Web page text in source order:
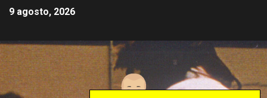
9 agosto, 2026